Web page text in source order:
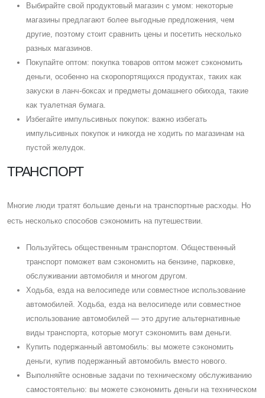
Выбирайте свой продуктовый магазин с умом: некоторые
магазины предлагают более выгодные предложения, чем
другие, поэтому стоит сравнить цены и посетить несколько
разных магазинов.
Покупайте оптом: покупка товаров оптом может сэкономить
деньги, особенно на скоропортящихся продуктах, таких как
закуски в ланч-боксах и предметы домашнего обихода, такие
как туалетная бумага.
Избегайте импульсивных покупок: важно избегать
импульсивных покупок и никогда не ходить по магазинам на
пустой желудок.
ТРАНСПОРТ
Многие люди тратят большие деньги на транспортные расходы. Но
есть несколько способов сэкономить на путешествии.
Пользуйтесь общественным транспортом. Общественный
транспорт поможет вам сэкономить на бензине, парковке,
обслуживании автомобиля и многом другом.
Ходьба, езда на велосипеде или совместное использование
автомобилей. Ходьба, езда на велосипеде или совместное
использование автомобилей — это другие альтернативные
виды транспорта, которые могут сэкономить вам деньги.
Купить подержанный автомобиль: вы можете сэкономить
деньги, купив подержанный автомобиль вместо нового.
Выполняйте основные задачи по техническому обслуживанию
самостоятельно: вы можете сэкономить деньги на техническом